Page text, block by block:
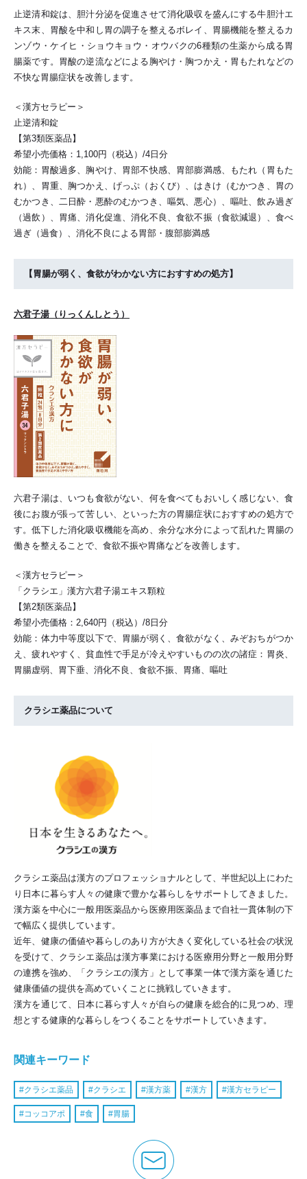
止逆清和錠は、胆汁分泌を促進させて消化吸収を盛んにする牛胆汁エ
キス末、胃酸を中和し胃の調子を整えるボレイ、胃腸機能を整えるカ
ンゾウ・ケイヒ・ショウキョウ・オウバクの6種類の生薬から成る胃
腸薬です。胃酸の逆流などによる胸やけ・胸つかえ・胃もたれなどの
不快な胃腸症状を改善します。
＜漢方セラピー＞
止逆清和錠
【第3類医薬品】
希望小売価格：1,100円（税込）/4日分
効能：胃酸過多、胸やけ、胃部不快感、胃部膨満感、もたれ（胃もた
れ）、胃重、胸つかえ、げっぷ（おくび）、はきけ（むかつき、胃の
むかつき、二日酔・悪酔のむかつき、嘔気、悪心）、嘔吐、飲み過ぎ
（過飲）、胃痛、消化促進、消化不良、食欲不振（食欲減退）、食べ
過ぎ（過食）、消化不良による胃部・腹部膨満感
【胃腸が弱く、食欲がわかない方におすすめの処方】
六君子湯（りっくんしとう）
六君子湯は、いつも食欲がない、何を食べてもおいしく感じない、食
後にお腹が張って苦しい、といった方の胃腸症状におすすめの処方で
す。低下した消化吸収機能を高め、余分な水分によって乱れた胃腸の
働きを整えることで、食欲不振や胃痛などを改善します。
＜漢方セラピー＞
「クラシエ」漢方六君子湯エキス顆粒
【第2類医薬品】
希望小売価格：2,640円（税込）/8日分
効能：体力中等度以下で、胃腸が弱く、食欲がなく、みぞおちがつか
え、疲れやすく、貧血性で手足が冷えやすいものの次の諸症：胃炎、
胃腸虚弱、胃下垂、消化不良、食欲不振、胃痛、嘔吐
クラシエ薬品について
クラシエ薬品は漢方のプロフェッショナルとして、半世紀以上にわた
り日本に暮らす人々の健康で豊かな暮らしをサポートしてきました。
漢方薬を中心に一般用医薬品から医療用医薬品まで自社一貫体制の下
で幅広く提供しています。
近年、健康の価値や暮らしのあり方が大きく変化している社会の状況
を受けて、クラシエ薬品は漢方事業における医療用分野と一般用分野
の連携を強め、「クラシエの漢方」として事業一体で漢方薬を通じた
健康価値の提供を高めていくことに挑戦していきます。
漢方を通じて、日本に暮らす人々が自らの健康を総合的に見つめ、理
想とする健康的な暮らしをつくることをサポートしていきます。
関連キーワード
クラシエ薬品 クラシエ 漢方薬 漢方 漢方セラピー
コッコアポ 食 胃腸